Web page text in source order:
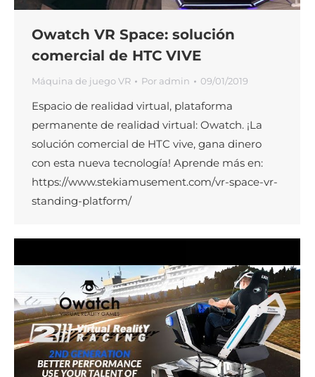
Owatch VR Space: solución
comercial de HTC VIVE
Máquina de juego VR Por admin 09/01/2019
Espacio de realidad virtual, plataforma
permanente de realidad virtual: Owatch. ¡La
solución comercial de HTC vive, gana dinero
con esta nueva tecnología! Aprende más en:
https://www.stekiamusement.com/vr-space-vr-
standing-platform/